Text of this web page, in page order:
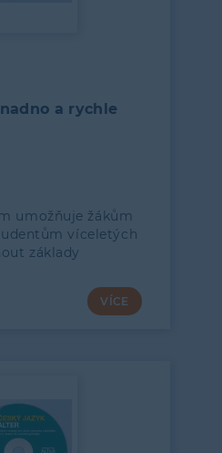
a rychle
umožňuje žákům
víceletých
základy
VÍCE